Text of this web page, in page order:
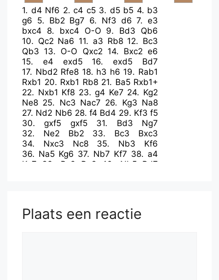
1. d4 Nf6 2. c4 c5 3. d5 b5 4. b3
g6 5. Bb2 Bg7 6. Nf3 d6 7. e3
bxc4
8. bxc4 O-O 9. Bd3
Qb6
10. Qc2 Na6 11. a3 Rb8 12. Bc3
Qb3 13. O-O Qxc2 14. Bxc2 e6
15. e4 exd5 16.exd5
Bd7
17. Nbd2 Rfe8 18. h3 h6 19. Rab1
Rxb1 20. Rxb1 Rb8 21. Ba5 Rxb1+
22. Nxb1 Kf8 23.g4 Ke7 24. Kg2
Ne8 25. Nc3 Nac7 26. Kg3 Na8
27. Nd2 Nb6 28. f4 Bd4 29. Kf3 f5
30.gxf5 gxf5 31. Bd3
Ng7
32. Ne2 Bb2 33. Bc3
Bxc3
34. Nxc3 Nc8 35. Nb3
Kf6
36. Na5 Kg6 37. Nb7 Kf7 38. a4
Ke7
39. Bc2 Be8 40. Nb5
Bd7
Plaats een reactie